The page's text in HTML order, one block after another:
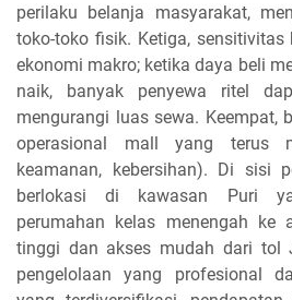
perilaku belanja masyarakat,
toko-toko fisik. Ketiga,
ekonomi makro; ketika daya beli
naik, banyak penyewa ritel
mengurangi luas sewa. Keempat,
operasional mall yang terus
keamanan, kebersihan). Di sisi
berlokasi di kawasan Puri
perumahan kelas menengah ke
tinggi dan akses mudah dari tol
pengelolaan yang profesional